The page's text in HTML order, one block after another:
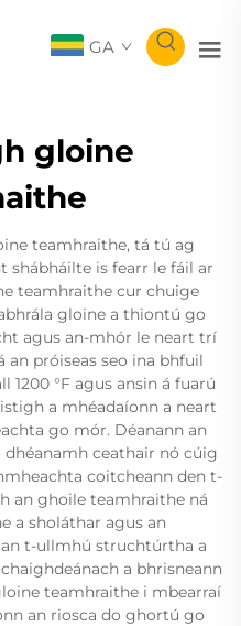
GA
gloine
teamhraithe, tá tú ag
is fearr le fáil ar
teamhraithe cur chuige
gloine a thiontú go
agus an-mhór le neart trí
an próiseas seo ina bhfuil
°F agus ansin á fuarú
a mhéadaíonn a neart
go mór. Déanann an
dhéanamh ceathair nó cúig
coitcheann den t-
an ghoile teamhraithe ná
a sholáthar agus an
t-ullmhú struchtúrtha a
a bhrisneann
teamhraithe i mbearraí
an riosca do ghortú go